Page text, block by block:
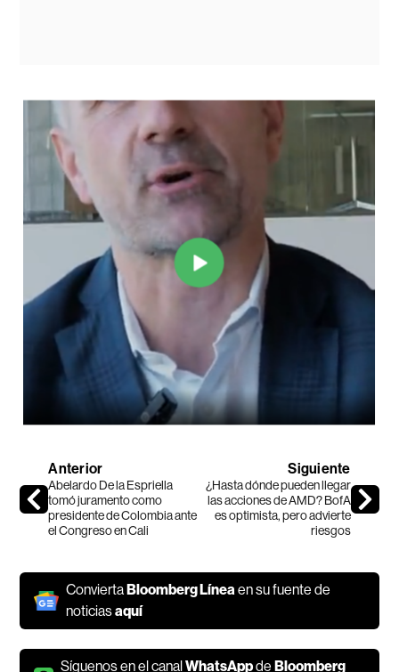
Anterior
Abelardo De la Espriella
tomó juramento como
presidente de Colombia ante
el Congreso en Cali
Siguiente
¿Hasta dónde pueden llegar
las acciones de AMD? BofA
es optimista, pero advierte
riesgos
ConviertaBloomberg Líneaen su fuente de
noticiasaquí
Síguenos en el canalWhatsAppdeBloomberg